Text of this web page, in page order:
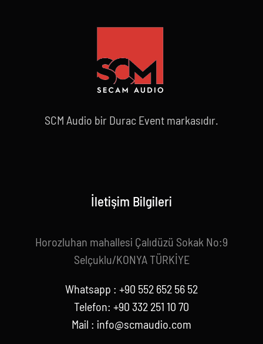
SCM Audio bir Durac Event markasıdır.
İletişim Bilgileri
Horozluhan mahallesi Çalıdüzü Sokak No:9
Selçuklu/KONYA TÜRKİYE
Whatsapp : +90 552 652 56 52
Telefon: +90 332 251 10 70
Mail : info@scmaudio.com